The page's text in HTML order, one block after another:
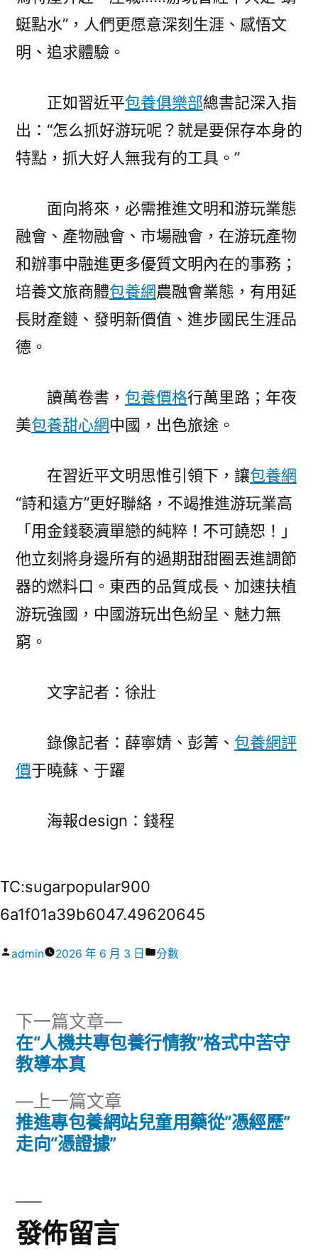
蜓點水”，人們更愿意深刻生涯、感悟文
明、追求體驗。
正如習近平包養俱樂部總書記深入指
出：“怎么抓好游玩呢？就是要保存本身的
特點，抓大好人無我有的工具。”
面向將來，必需推進文明和游玩業態
融會、產物融會、市場融會，在游玩產物
和辦事中融進更多優質文明內在的事務；
培養文旅商體包養網農融會業態，有用延
長財產鏈、發明新價值、進步國民生涯品
德。
讀萬卷書， 包養價格行萬里路；年夜
美包養甜心網中國，出色旅途。
在習近平文明思惟引領下，讓包養網
“詩和遠方”更好聯絡，不竭推進游玩業高
「用金錢褻瀆單戀的純粹！不可饒恕！」
他立刻將身邊所有的過期甜甜圈丟進調節
器的燃料口。東西的品質成長、加速扶植
游玩強國，中國游玩出色紛呈、魅力無
窮。
文字記者：徐壯
錄像記者：薛寧婧、彭菁、 包養網評
價于曉蘇、于躍
海報design：錢程
TC:sugarpopular900
6a1f01a39b6047.49620645
作
admin 2026 年 6 月 3 日
分
分數
文
導
覽
上一篇文章
一
推進專包養網站兒童用藥從“憑經歷”
走向“憑證據”
下一篇文章
下
一
在“人機共專包養行情教”格式中苦守
教導本真
發佈留言